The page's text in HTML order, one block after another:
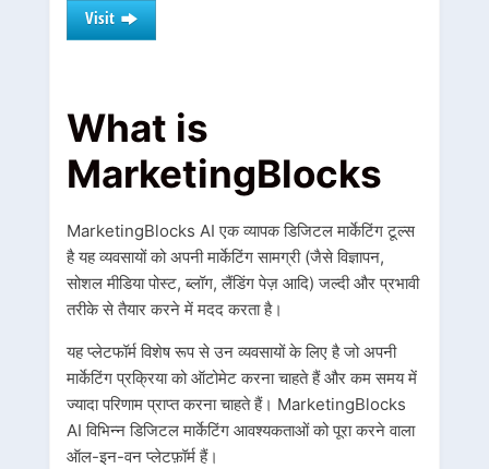
Visit
What is
MarketingBlocks
MarketingBlocks AI एक व्यापक डिजिटल मार्केटिंग टूल्स
है यह व्यवसायों को अपनी मार्केटिंग सामग्री (जैसे विज्ञापन,
सोशल मीडिया पोस्ट, ब्लॉग, लैंडिंग पेज़ आदि) जल्दी और प्रभावी
तरीके से तैयार करने में मदद करता है।
यह प्लेटफॉर्म विशेष रूप से उन व्यवसायों के लिए है जो अपनी
मार्केटिंग प्रक्रिया को ऑटोमेट करना चाहते हैं और कम समय में
ज्यादा परिणाम प्राप्त करना चाहते हैं। MarketingBlocks
AI विभिन्न डिजिटल मार्केटिंग आवश्यकताओं को पूरा करने वाला
ऑल-इन-वन प्लेटफ़ॉर्म हैं।